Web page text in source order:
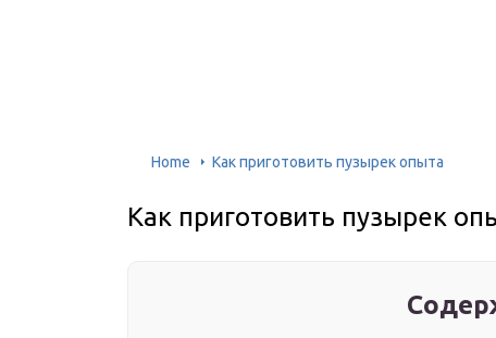
Home Как приготовить пузырек опыта
Как приготовить пузырек